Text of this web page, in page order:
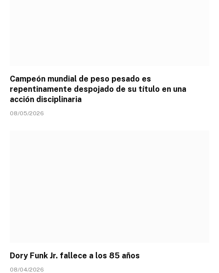
Campeón mundial de peso pesado es
repentinamente despojado de su título en una
acción disciplinaria
08/05/2026
Dory Funk Jr. fallece a los 85 años
08/04/2026